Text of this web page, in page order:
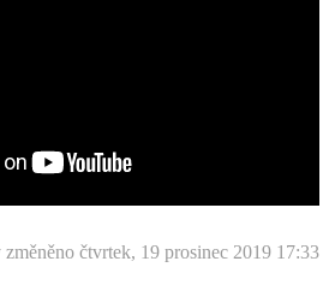
změněno čtvrtek, 19 prosinec 2019 17:33